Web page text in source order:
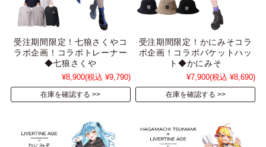
受注期間限定！七狼さくやコ
ラボ企画！コラボトレーナー
◆七狼さくや
¥8,900(税込 ¥9,790)
在庫を確認する
受注期間限定！かにみそコラ
ボ企画！コラボバケットハッ
ト◆かにみそ
¥7,900(税込 ¥8,690)
在庫を確認する